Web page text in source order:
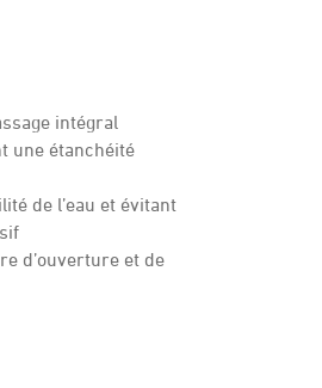
intégral
une étanchéité
de l’eau et évitant
d’ouverture et de